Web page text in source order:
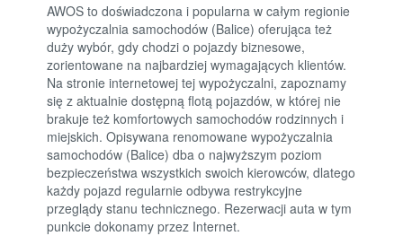
AWOS to doświadczona i popularna w całym regionie
wypożyczalnia samochodów (Balice) oferująca też
duży wybór, gdy chodzi o pojazdy biznesowe,
zorientowane na najbardziej wymagających klientów.
Na stronie internetowej tej wypożyczalni, zapoznamy
się z aktualnie dostępną flotą pojazdów, w której nie
brakuje też komfortowych samochodów rodzinnych i
miejskich. Opisywana renomowane wypożyczalnia
samochodów (Balice) dba o najwyższym poziom
bezpieczeństwa wszystkich swoich kierowców, dlatego
każdy pojazd regularnie odbywa restrykcyjne
przeglądy stanu technicznego. Rezerwacji auta w tym
punkcie dokonamy przez Internet.